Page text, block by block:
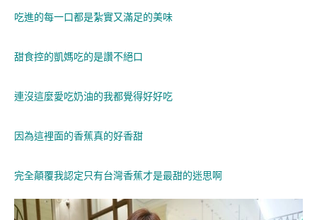
吃進的每一口都是紮實又滿足的美味
甜食控的凱媽吃的是讚不絕口
連沒這麼愛吃奶油的我都覺得好好吃
因為這裡面的香蕉真的好香甜
完全顛覆我認定只有台灣香蕉才是最甜的迷思啊